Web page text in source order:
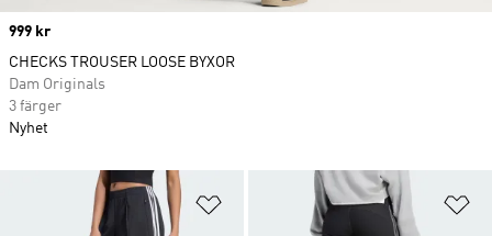
Lägg till på önskelistan
Price
999 kr
CHECKS TROUSER LOOSE BYXOR
Dam Originals
3 färger
Nyhet